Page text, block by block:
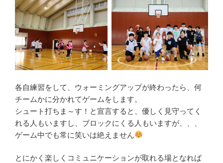
各自練習をして、ウォーミングアップが終わったら、何
チームかに分かれてゲームをします。
シュート打ちま～す！と宣言すると、優しく見守ってく
れる人もいますし、ブロックにくる人もいますが、、、
ゲーム中でも常に笑いは絶えません
とにかく楽しくコミュニケーションが取れる場となれば